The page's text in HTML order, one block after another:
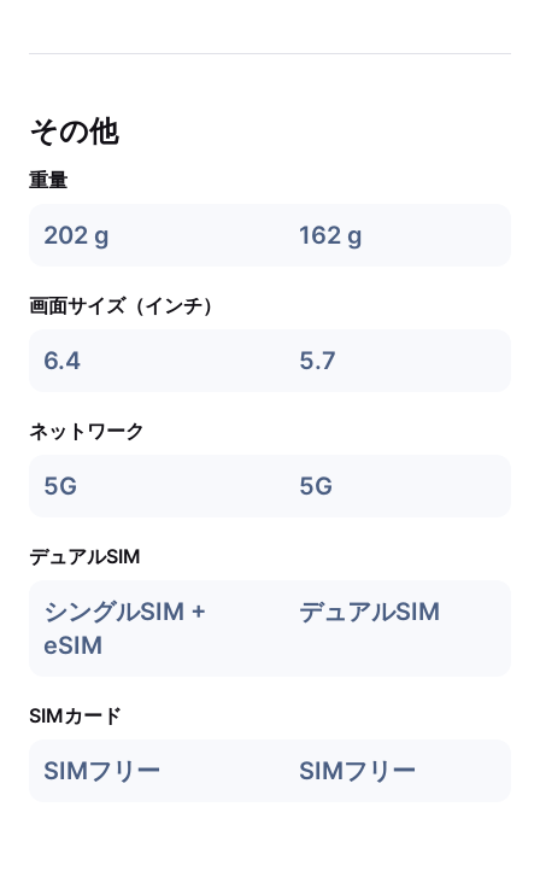
その他
重量
202 g 162 g
画面サイズ（インチ）
6.4 5.7
ネットワーク
5G 5G
デュアルSIM
シングルSIM +
eSIM
デュアルSIM
SIMカード
SIMフリー SIMフリー